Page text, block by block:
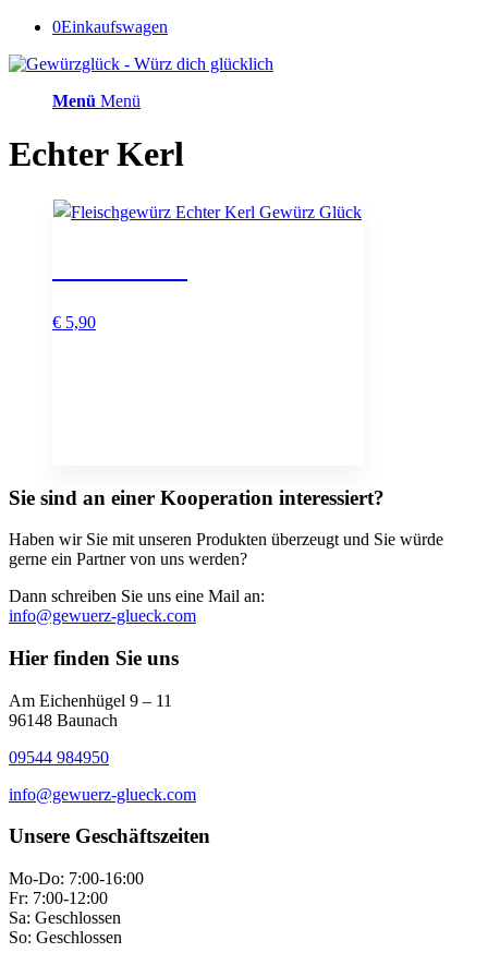
0Einkaufswagen
Menü Menü
Echter Kerl
€ 5,90
Sie sind an einer Kooperation interessiert?
Haben wir Sie mit unseren Produkten überzeugt und Sie würde
gerne ein Partner von uns werden?
Dann schreiben Sie uns eine Mail an:
info@gewuerz-glueck.com
Hier finden Sie uns
Am Eichenhügel 9 – 11
96148 Baunach
09544 984950
info@gewuerz-glueck.com
Unsere Geschäftszeiten
Mo-Do: 7:00-16:00
Fr: 7:00-12:00
Sa: Geschlossen
So: Geschlossen